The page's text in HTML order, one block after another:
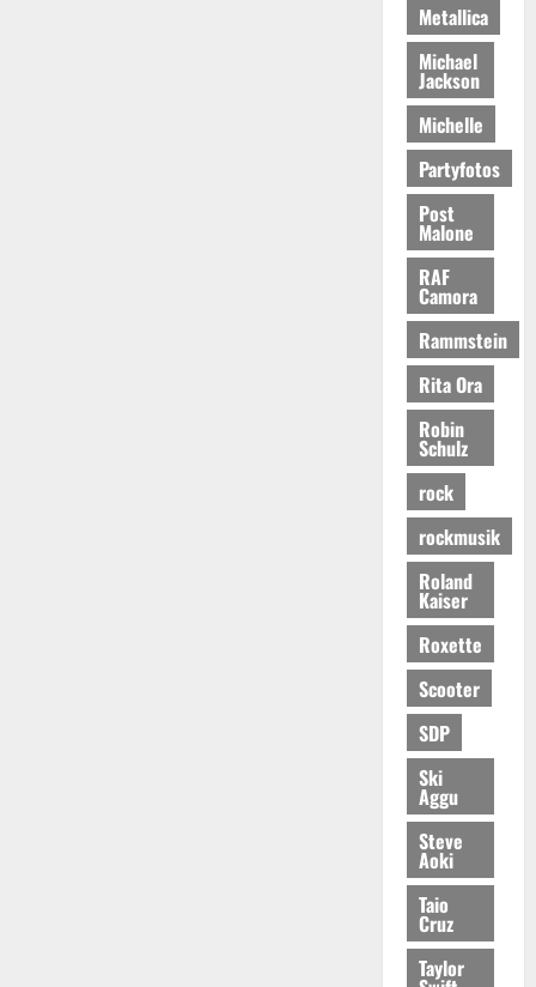
Metallica
Michael
Jackson
Michelle
Partyfotos
Post
Malone
RAF
Camora
Rammstein
Rita Ora
Robin
Schulz
rock
rockmusik
Roland
Kaiser
Roxette
Scooter
SDP
Ski
Aggu
Steve
Aoki
Taio
Cruz
Taylor